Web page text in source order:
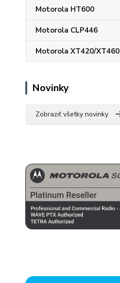
Motorola HT600
Motorola CLP446
Motorola XT420/XT460
Novinky
Zobraziť všetky novinky